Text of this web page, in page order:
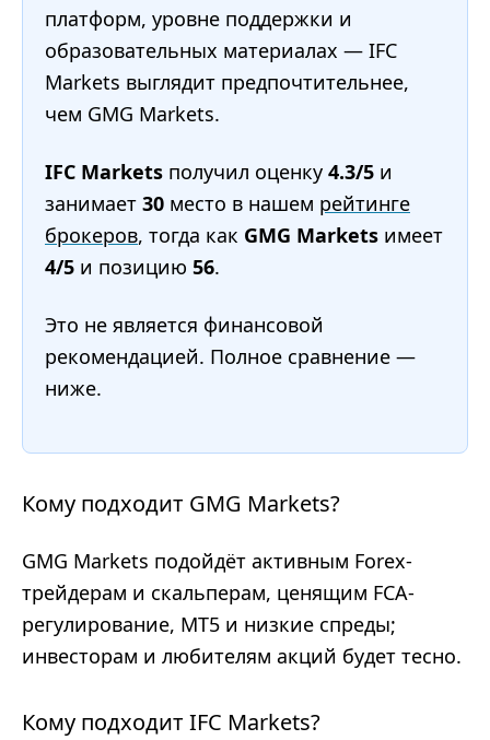
платформ, уровне поддержки и
образовательных материалах — IFC
Markets выглядит предпочтительнее,
чем GMG Markets.
IFC Markets получил оценку 4.3/5 и
занимает 30 место в нашем рейтинге
брокеров, тогда как GMG Markets имеет
4/5 и позицию 56.
Это не является финансовой
рекомендацией. Полное сравнение —
ниже.
Кому подходит GMG Markets?
GMG Markets подойдёт активным Forex-
трейдерам и скальперам, ценящим FCA-
регулирование, MT5 и низкие спреды;
инвесторам и любителям акций будет тесно.
Кому подходит IFC Markets?